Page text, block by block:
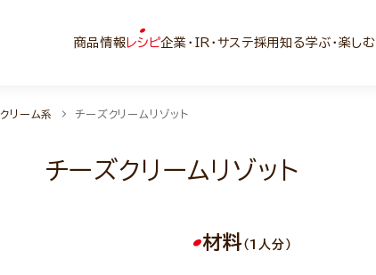
商品情報 レシピ企業・IR・サステ採用知る学ぶ・楽しむ
クリーム系 チーズクリームリゾット
チーズクリームリゾット
材料 （1人分）